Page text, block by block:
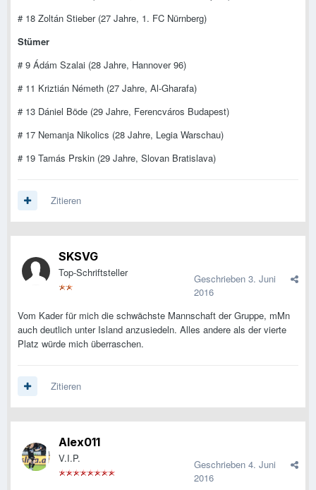
# 18 Zoltán Stieber (27 Jahre, 1. FC Nürnberg)
Stümer
# 9 Ádám Szalai (28 Jahre, Hannover 96)
# 11 Kriztián Németh (27 Jahre, Al-Gharafa)
# 13 Dániel Böde (29 Jahre, Ferencváros Budapest)
# 17 Nemanja Nikolics (28 Jahre, Legia Warschau)
# 19 Tamás Prskin (29 Jahre, Slovan Bratislava)
Zitieren
SKSVG
Top-Schriftsteller Geschrieben 3. Juni
2016
Vom Kader für mich die schwächste Mannschaft der Gruppe, mMn
auch deutlich unter Island anzusiedeln. Alles andere als der vierte
Platz würde mich überraschen.
Zitieren
Alex011
V.I.P. Geschrieben 4. Juni
2016